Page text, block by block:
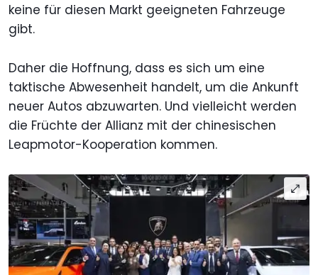
keine für diesen Markt geeigneten Fahrzeuge
gibt.
Daher die Hoffnung, dass es sich um eine
taktische Abwesenheit handelt, um die Ankunft
neuer Autos abzuwarten. Und vielleicht werden
die Früchte der Allianz mit der chinesischen
Leapmotor-Kooperation kommen.